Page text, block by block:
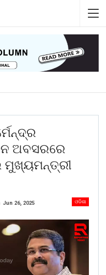
ଅବସରରେ
ମୁଖ୍ୟମନ୍ତ୍ରୀ
ଓଡିଶା
Jun 26, 2025